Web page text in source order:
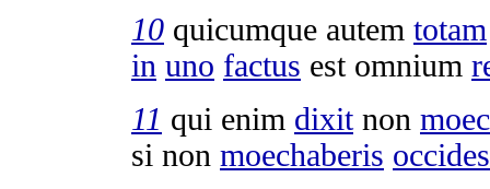
10 quicumque autem totam
in uno factus est omnium
11 qui enim dixitnon
si non moechaberis occides